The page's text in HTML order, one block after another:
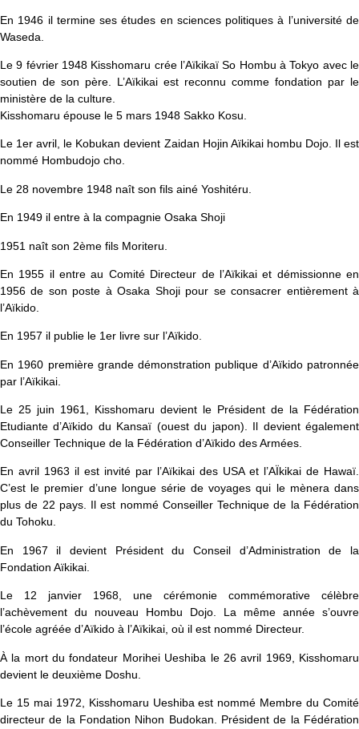
En 1946 il termine ses études en sciences politiques à l’université de
Waseda.
Le 9 février 1948 Kisshomaru crée l’Aïkikaï So Hombu à Tokyo avec le
soutien de son père. L’Aïkikai est reconnu comme fondation par le
ministère de la culture.
Kisshomaru épouse le 5 mars 1948 Sakko Kosu.
Le 1er avril, le Kobukan devient Zaidan Hojin Aïkikai hombu Dojo. Il est
nommé Hombudojo cho.
Le 28 novembre 1948 naît son fils ainé Yoshitéru.
En 1949 il entre à la compagnie Osaka Shoji
1951 naît son 2ème fils Moriteru.
En 1955 il entre au Comité Directeur de l’Aïkikai et démissionne en
1956 de son poste à Osaka Shoji pour se consacrer entièrement à
l’Aïkido.
En 1957 il publie le 1er livre sur l’Aïkido.
En 1960 première grande démonstration publique d’Aïkido patronnée
par l’Aïkikai.
Le 25 juin 1961, Kisshomaru devient le Président de la Fédération
Etudiante d’Aïkido du Kansaï (ouest du japon). Il devient également
Conseiller Technique de la Fédération d’Aïkido des Armées.
En avril 1963 il est invité par l’Aïkikai des USA et l’AÏkikai de Hawaï.
C’est le premier d’une longue série de voyages qui le mènera dans
plus de 22 pays. Il est nommé Conseiller Technique de la Fédération
du Tohoku.
En 1967 il devient Président du Conseil d’Administration de la
Fondation Aïkikai.
Le 12 janvier 1968, une cérémonie commémorative célèbre
l’achèvement du nouveau Hombu Dojo. La même année s’ouvre
l’école agréée d’Aïkido à l’Aïkikai, où il est nommé Directeur.
À la mort du fondateur Morihei Ueshiba le 26 avril 1969, Kisshomaru
devient le deuxième Doshu.
Le 15 mai 1972, Kisshomaru Ueshiba est nommé Membre du Comité
directeur de la Fondation Nihon Budokan. Président de la Fédération